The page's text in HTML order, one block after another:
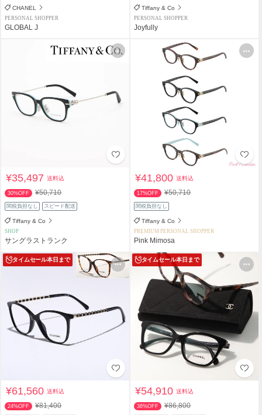
CHANEL
PERSONAL SHOPPER
GLOBAL J
Tiffany & Co
PERSONAL SHOPPER
Joyfully
¥35,497送料込
30%OFF ¥50,710
関税負担なし スピード配送
Tiffany & Co
SHOP
サングラストランク
¥41,800送料込
17%OFF ¥50,710
関税負担なし
Tiffany & Co
PREMIUM PERSONAL SHOPPER
Pink Mimosa
タイムセール本日まで
¥61,560送料込
24%OFF ¥81,400
タイムセール本日まで
¥54,910送料込
36%OFF ¥86,800